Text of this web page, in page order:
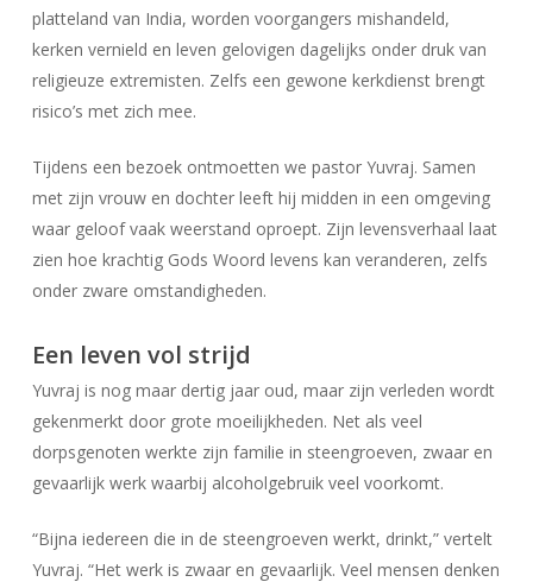
platteland van India, worden voorgangers mishandeld,
kerken vernield en leven gelovigen dagelijks onder druk van
religieuze extremisten. Zelfs een gewone kerkdienst brengt
risico’s met zich mee.
Tijdens een bezoek ontmoetten we pastor Yuvraj. Samen
met zijn vrouw en dochter leeft hij midden in een omgeving
waar geloof vaak weerstand oproept. Zijn levensverhaal laat
zien hoe krachtig Gods Woord levens kan veranderen, zelfs
onder zware omstandigheden.
Een leven vol strijd
Yuvraj is nog maar dertig jaar oud, maar zijn verleden wordt
gekenmerkt door grote moeilijkheden. Net als veel
dorpsgenoten werkte zijn familie in steengroeven, zwaar en
gevaarlijk werk waarbij alcoholgebruik veel voorkomt.
“Bijna iedereen die in de steengroeven werkt, drinkt,” vertelt
Yuvraj. “Het werk is zwaar en gevaarlijk. Veel mensen denken